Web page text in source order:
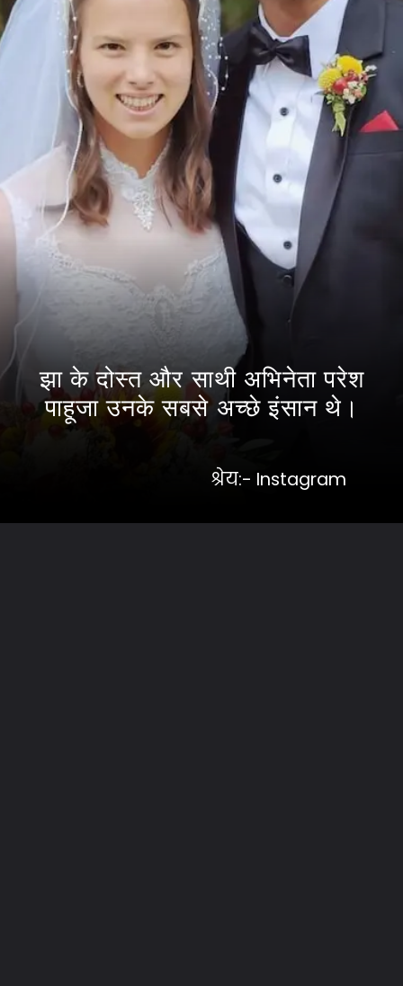
श्रेय:- Instagram
झा के दोस्त और साथी अभिनेता परेश
पाहूजा उनके सबसे अच्छे इंसान थे।